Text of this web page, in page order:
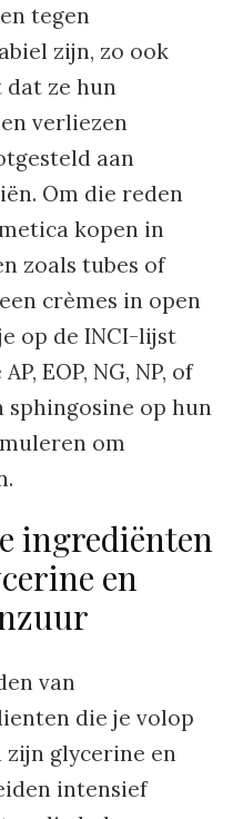
tegen
zijn, zo ook
ze hun
verliezen
aan
Om die reden
kopen in
zoals tubes of
crèmes in open
op de INCI-lijst
EOP, NG, NP, of
sphingosine op hun
om
ingrediënten
en
van
die je volop
glycerine en
intensief